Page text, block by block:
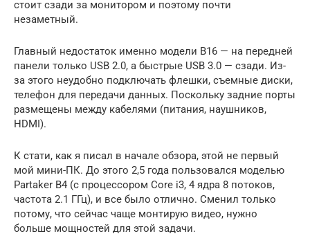
стоит сзади за монитором и поэтому почти
незаметный.
Главный недостаток именно модели B16 — на передней
панели только USB 2.0, а быстрые USB 3.0 — сзади. Из-
за этого неудобно подключать флешки, съемные диски,
телефон для передачи данных. Поскольку задние порты
размещены между кабелями (питания, наушников,
HDMI).
К стати, как я писал в начале обзора, этой не первый
мой мини-ПК. До этого 2,5 года пользовался моделью
Partaker B4 (с процессором Core i3, 4 ядра 8 потоков,
частота 2.1 ГГц), и все было отлично. Сменил только
потому, что сейчас чаще монтирую видео, нужно
больше мощностей для этой задачи.